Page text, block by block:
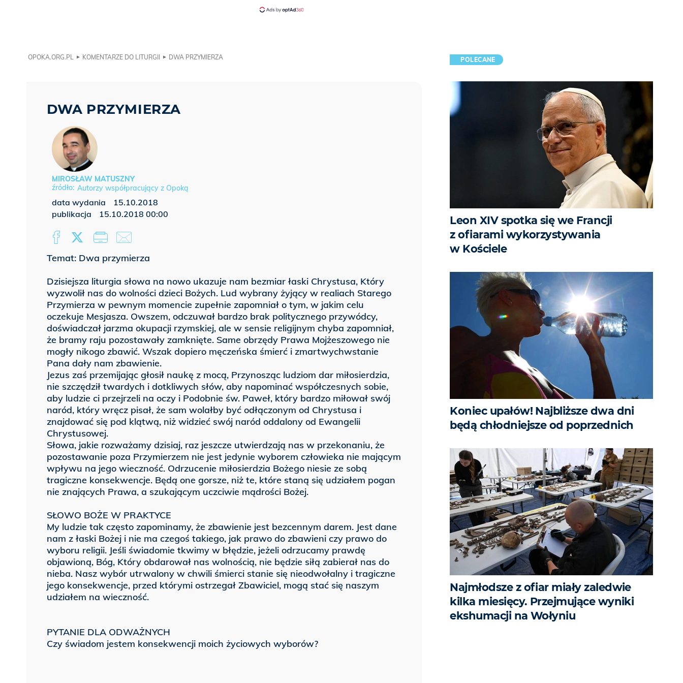
OPOKA.ORG.PL KOMENTARZE DO LITURGII DWA PRZYMIERZA
DWA PRZYMIERZA
Temat: Dwa przymierza
Dzisiejsza liturgia słowa na nowo ukazuje nam bezmiar łaski Chrystusa, Który
wyzwolił nas do wolności dzieci Bożych. Lud wybrany żyjący w realiach Starego
Przymierza w pewnym momencie zupełnie zapomniał o tym, w jakim celu
oczekuje Mesjasza. Owszem, odczuwał bardzo brak politycznego przywódcy,
doświadczał jarzma okupacji rzymskiej, ale w sensie religijnym chyba zapomniał,
że bramy raju pozostawały zamknięte. Same obrzędy Prawa Mojżeszowego nie
mogły nikogo zbawić. Wszak dopiero męczeńska śmierć i zmartwychwstanie
Pana dały nam zbawienie.
Jezus zaś przemijając głosił naukę z mocą, Przynosząc ludziom dar miłosierdzia,
nie szczędził twardych i dotkliwych słów, aby napominać współczesnych sobie,
aby ludzie ci przejrzeli na oczy i Podobnie św. Paweł, który bardzo miłował swój
naród, który wręcz pisał, że sam wolałby być odłączonym od Chrystusa i
znajdować się pod klątwą, niż widzieć swój naród oddalony od Ewangelii
Chrystusowej.
Słowa, jakie rozważamy dzisiaj, raz jeszcze utwierdzają nas w przekonaniu, że
pozostawanie poza Przymierzem nie jest jedynie wyborem człowieka nie mającym
wpływu na jego wieczność. Odrzucenie miłosierdzia Bożego niesie ze sobą
tragiczne konsekwencje. Będą one gorsze, niż te, które staną się udziałem pogan
nie znających Prawa, a szukającym uczciwie mądrości Bożej.
SŁOWO BOŻE W PRAKTYCE
My ludzie tak często zapominamy, że zbawienie jest bezcennym darem. Jest dane
nam z łaski Bożej i nie ma czegoś takiego, jak prawo do zbawieni czy prawo do
wyboru religii. Jeśli świadomie tkwimy w błędzie, jeżeli odrzucamy prawdę
objawioną, Bóg, Który obdarował nas wolnością, nie będzie siłą zabierał nas do
nieba. Nasz wybór utrwalony w chwili śmierci stanie się nieodwołalny i tragiczne
jego konsekwencje, przed którymi ostrzegał Zbawiciel, mogą stać się naszym
udziałem na wieczność.
PYTANIE DLA ODWAŻNYCH
Czy świadom jestem konsekwencji moich życiowych wyborów?
MIROSŁAW MATUSZNY
Autorzy współpracujący z Opoką
data wydania
15.10.2018
publikacja
15.10.2018 00:00
POLECANE
Leon XIV spotka się we Francji
z ofiarami wykorzystywania
w Kościele
Koniec upałów! Najbliższe dwa dni
będą chłodniejsze od poprzednich
Najmłodsze z ofiar miały zaledwie
kilka miesięcy. Przejmujące wyniki
ekshumacji na Wołyniu